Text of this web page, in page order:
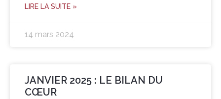
LIRE LA SUITE »
14 mars 2024
JANVIER 2025 : LE BILAN DU
CŒUR